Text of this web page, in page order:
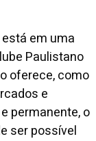
em uma
Paulistano
oferece, como
e
permanente, o
ser possível